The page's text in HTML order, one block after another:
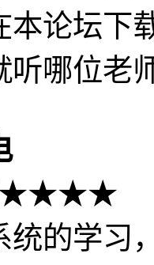
本论坛下
听哪位老
★★★★
统的学习